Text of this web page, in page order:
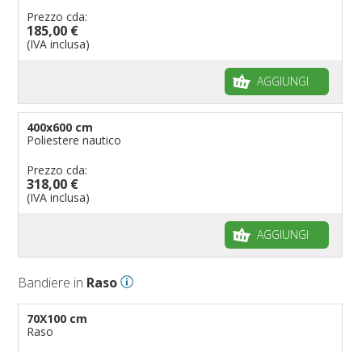
Prezzo cda:
185,00 €
(IVA inclusa)
AGGIUNGI
400x600 cm
Poliestere nautico
Prezzo cda:
318,00 €
(IVA inclusa)
AGGIUNGI
Bandiere in Raso
70X100 cm
Raso